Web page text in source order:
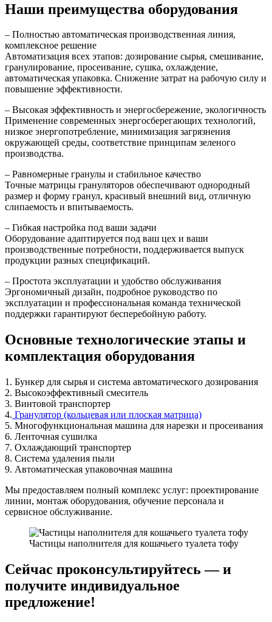
Наши преимущества оборудования
– Полностью автоматическая производственная линия,
комплексное решение
Автоматизация всех этапов: дозирование сырья, смешивание,
гранулирование, просеивание, сушка, охлаждение,
автоматическая упаковка. Снижение затрат на рабочую силу и
повышение эффективности.
– Высокая эффективность и энергосбережение, экологичность
Применение современных энергосберегающих технологий,
низкое энергопотребление, минимизация загрязнения
окружающей среды, соответствие принципам зеленого
производства.
– Равномерные гранулы и стабильное качество
Точные матрицы грануляторов обеспечивают однородный
размер и форму гранул, красивый внешний вид, отличную
слипаемость и впитываемость.
– Гибкая настройка под ваши задачи
Оборудование адаптируется под ваш цех и ваши
производственные потребности, поддерживается выпуск
продукции разных спецификаций.
– Простота эксплуатации и удобство обслуживания
Эргономичный дизайн, подробное руководство по
эксплуатации и профессиональная команда технической
поддержки гарантируют бесперебойную работу.
Основные технологические этапы и
комплектация оборудования
1. Бункер для сырья и система автоматического дозирования
2. Высокоэффективный смеситель
3. Винтовой транспортер
4. Гранулятор (кольцевая или плоская матрица)
5. Многофункциональная машина для нарезки и просеивания
6. Ленточная сушилка
7. Охлаждающий транспортер
8. Система удаления пыли
9. Автоматическая упаковочная машина
Мы предоставляем полный комплекс услуг: проектирование
линии, монтаж оборудования, обучение персонала и
сервисное обслуживание.
Частицы наполнителя для кошачьего туалета тофу
Сейчас проконсультируйтесь — и
получите индивидуальное
предложение!